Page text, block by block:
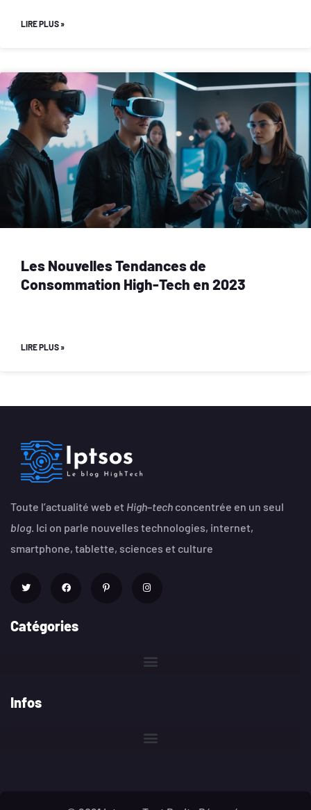
LIRE PLUS »
Les Nouvelles Tendances de
Consommation High-Tech en 2023
LIRE PLUS »
Toute l’actualité web et High–tech concentrée en un seul
blog. Ici on parle nouvelles technologies, internet,
smartphone, tablette, sciences et culture
Catégories
Infos